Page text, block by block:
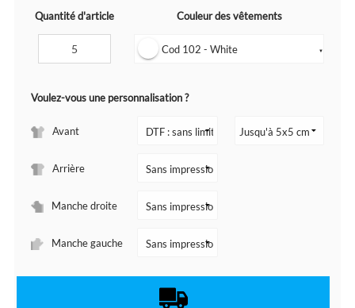
Quantité d'article Couleur des vêtements
Cod 102 - White ▼
Voulez-vous une personnalisation ?
Avant
Arrière
Manche droite
Manche gauche